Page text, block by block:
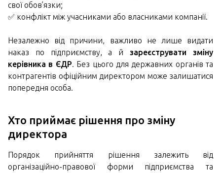
свої обов’язки;
✅ конфлікт між учасниками або власниками компанії.
Незалежно від причини, важливо не лише видати
наказ по підприємству, а йзареєструвати зміну
керівника в ЄДР. Без цього для державних органів та
контрагентів офіційним директором може залишатися
попередня особа.
Хто приймає рішення про зміну
директора
Порядок прийняття рішення залежить від
організаційно-правової форми підприємства та